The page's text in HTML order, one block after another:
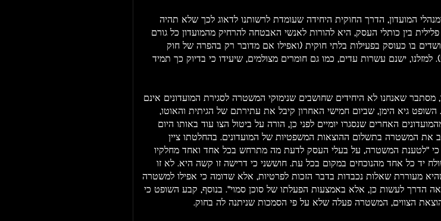
המועדון, הדרך החוקית היחידה שעומדת לרשותנו לדאוג לכך שלא תהיה
פלילית בין כותלי העסק, היא להורות לאנשי האבטחה להרחיק מהמועדון כל גורם
בו כעוסק בפעילות בלתי חוקית (ואפילו אם מדובר רק בהפרה של חוק
למזלנו, ישנם עשרות עדים, כמו גם חומרים מצולמים, שיעידו כי בדיוק כך תמיד
מסתבר שאנחנו לא היחידים שחושבים שנימוקי המשטרה לסגירת המועדונים אינם
השופט גיא הימן, שביום חמישי האחרון קיבל את עתירתם של הגיתית והאוטו,
האחרים שנסגרו יומיים לפני כן, הורה על ביטול הצו עוד באותו היום
את המשטרה בתשלום ההוצאות המשפטיות של המועדונים. בהחלטתו ציין
"לטענת המשטרה, על בעלי העסק לדעת מה מתרחש בכל אחד ואחד מחלקיו
יד כל אחד מהנוכחים במקום בכל עת. חוששני כי דרישה זו קשה היא. לא זו
מעוררת שאלות נכבדות בדבר הזכות לפרטיות, אלא שדומה כי אפילו למשטרה
הדרך לעשות כן, אלא באמצעות הפעלתו של סוכן סמוי". בנוסף, קבע השופט כי
הצווים, המשטרה פעלה שלא על פי הסמכות שניתנה לה בחוק.